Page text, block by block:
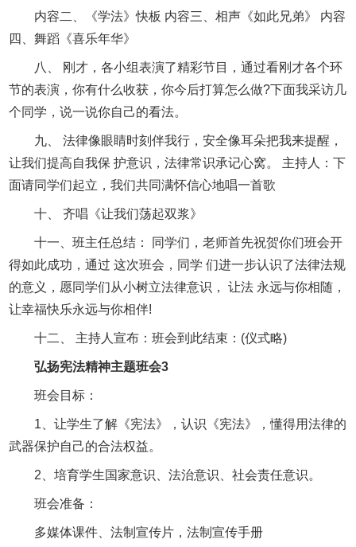
内容二、《学法》快板 内容三、相声《如此兄弟》 内容
四、舞蹈《喜乐年华》
八、 刚才，各小组表演了精彩节目，通过看刚才各个环
节的表演，你有什么收获，你今后打算怎么做?下面我采访几
个同学，说一说你自己的看法。
九、 法律像眼睛时刻伴我行，安全像耳朵把我来提醒，
让我们提高自我保 护意识，法律常识承记心窝。 主持人：下
面请同学们起立，我们共同满怀信心地唱一首歌
十、 齐唱《让我们荡起双浆》
十一、班主任总结： 同学们，老师首先祝贺你们班会开
得如此成功，通过 这次班会，同学 们进一步认识了法律法规
的意义，愿同学们从小树立法律意识， 让法 永远与你相随，
让幸福快乐永远与你相伴!
十二、 主持人宣布：班会到此结束：(仪式略)
弘扬宪法精神主题班会3
班会目标：
1、让学生了解《宪法》，认识《宪法》，懂得用法律的
武器保护自己的合法权益。
2、培育学生国家意识、法治意识、社会责任意识。
班会准备：
多媒体课件、法制宣传片，法制宣传手册